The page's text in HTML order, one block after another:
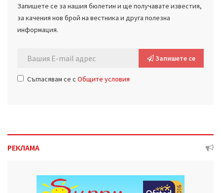
Запишете се за нашия бюлетин и ще получавате известия,
за качения нов брой на вестника и друга полезна
информация.
Запишете се
Съгласявам се с Общите условия
РЕКЛАМА